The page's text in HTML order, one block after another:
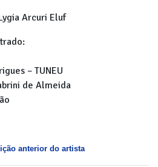
Arcuri Eluf
– TUNEU
de Almeida
anterior do artista